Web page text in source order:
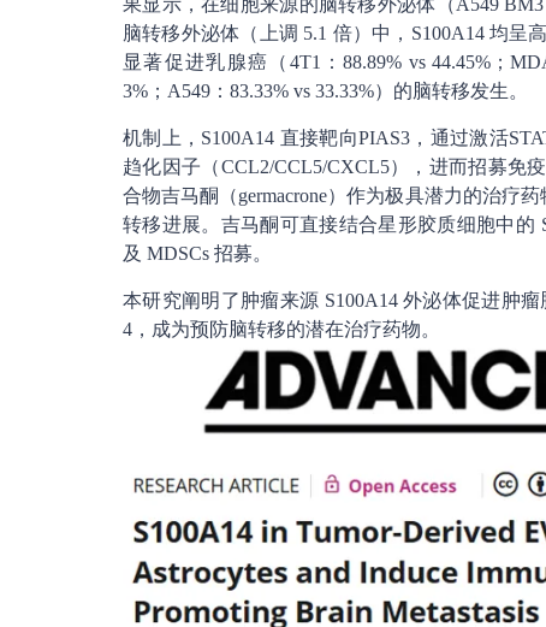
果显示，在细胞来源的脑转移外泌体（A549
脑转移外泌体（上调 5.1 倍）中，S100A14 均呈
显著促进乳腺癌（4T1：88.89% vs 44.45%；
3%；A549：83.33% vs 33.33%）的脑转移发生。
机制上，S100A14 直接靶向PIAS3，通过激活
趋化因子（CCL2/CCL5/CXCL5），进而招募免
合物吉马酮（germacrone）作为极具潜力的治疗
转移进展。吉马酮可直接结合星形胶质细胞中的
及 MDSCs 招募。
本研究阐明了肿瘤来源 S100A14 外泌体促进肿
4，成为预防脑转移的潜在治疗药物。